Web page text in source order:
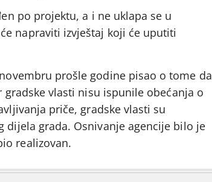
po projektu, a i ne uklapa se u
napraviti izvještaj koji će uputiti
prošle godine pisao o tome da
vlasti nisu ispunile obećanja o
priče, gradske vlasti su
dijela grada. Osnivanje agencije bilo je
realizovan.